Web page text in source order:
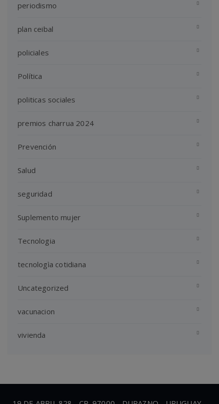
periodismo
plan ceibal
policiales
Política
politicas sociales
premios charrua 2024
Prevención
Salud
seguridad
Suplemento mujer
Tecnologia
tecnologìa cotidiana
Uncategorized
vacunacion
vivienda